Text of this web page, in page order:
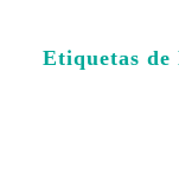
Etiquetas de